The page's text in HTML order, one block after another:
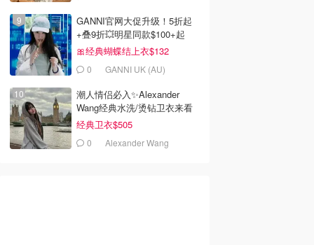
Dealmoon澳新省钱快报
去购买
Dealmoon澳新省钱快报
去购买
GANNI官网大促升级！5折起
+叠9折💥明星同款$100+起
🎀经典蝴蝶结上衣$132
0 GANNI UK (AU)
潮人情侣必入✨Alexander
Wang经典水洗/烫钻卫衣来看
经典卫衣$505
0 Alexander Wang